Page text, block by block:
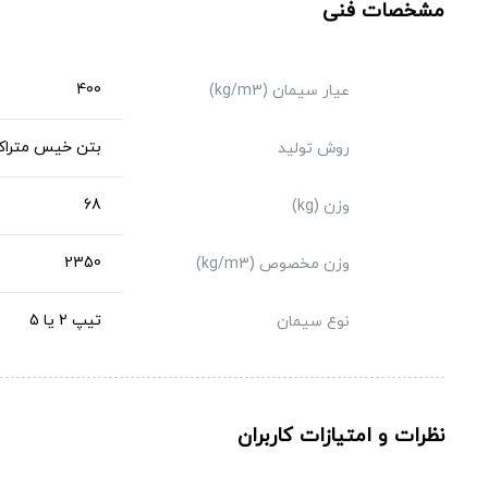
مشخصات فنی
عیار سیمان (kg/m3) 400
روش تولید بتن خیس
وزن (kg) 68
وزن مخصوص (kg/m3) 2350
نوع سیمان تیپ 2 یا 5
نظرات و امتیازات کاربران